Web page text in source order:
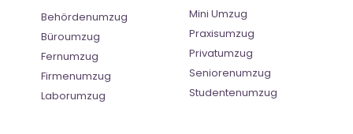
Behördenumzug
Büroumzug
Fernumzug
Firmenumzug
Laborumzug
Mini Umzug
Praxisumzug
Privatumzug
Seniorenumzug
Studentenumzug